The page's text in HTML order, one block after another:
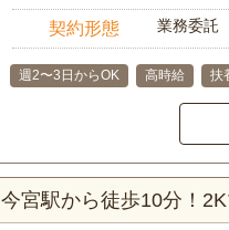
契約形態 業務委託
週2〜3日からOK 高時給 扶
今宮駅から徒歩10分！